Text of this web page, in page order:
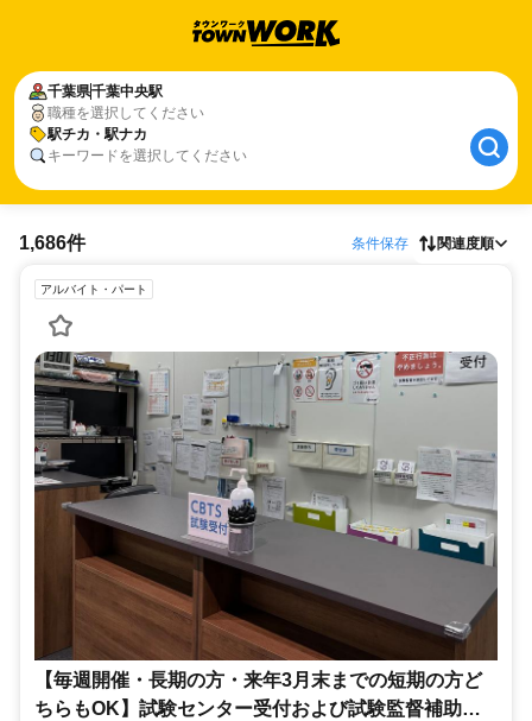
千葉県千葉中央駅
職種を選択してください
駅チカ・駅ナカ
キーワードを選択してください
1,686件 条件保存 関連度順
アルバイト・パート
【毎週開催・長期の方・来年3月末までの短期の方ど
ちらもOK】試験センター受付および試験監督補助業